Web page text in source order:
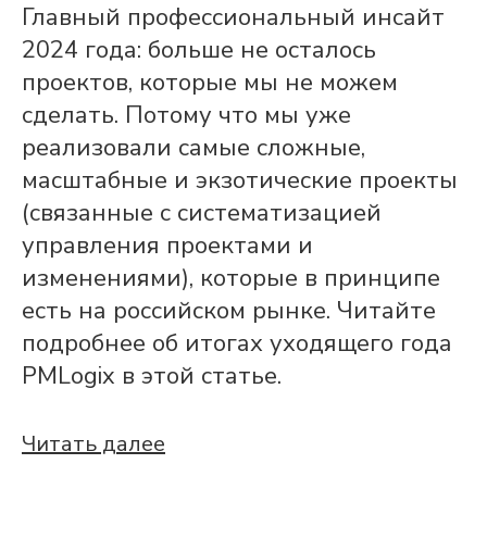
Главный профессиональный инсайт
2024 года: больше не осталось
проектов, которые мы не можем
сделать. Потому что мы уже
реализовали самые сложные,
масштабные и экзотические проекты
(связанные с систематизацией
управления проектами и
изменениями), которые в принципе
есть на российском рынке. Читайте
подробнее об итогах уходящего года
PMLogix в этой статье.
Читать далее